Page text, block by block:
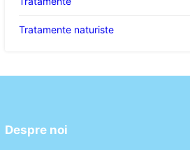
Tratamente naturiste
Despre noi